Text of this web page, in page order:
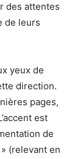
des attentes
de leurs
yeux de
direction.
pages,
est
de
(relevant en